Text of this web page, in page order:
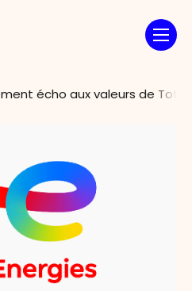
écho aux valeurs de Total